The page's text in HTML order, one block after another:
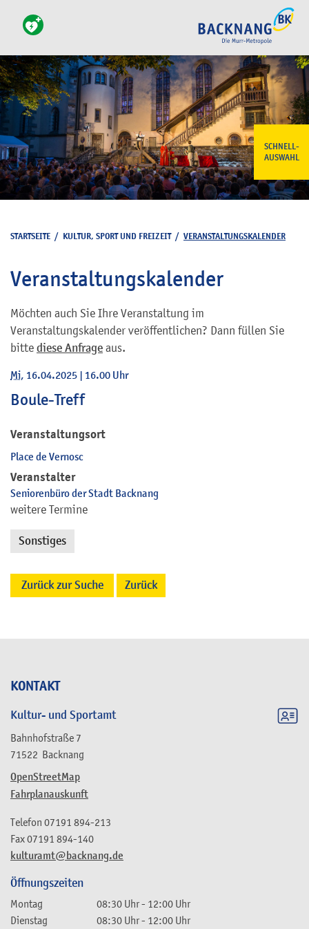
SCHNELL-
AUSWAHL
KONTAKT
Kultur- und Sportamt
Bahnhofstraße 7
71522 Backnang
OpenStreetMap
Fahrplanauskunft
kulturamt@backnang.de
Telefon 07191 894-213
Fax07191 894-140
Öffnungszeiten
Montag 08:30 Uhr- 12:00 Uhr
Dienstag
08:30 Uhr- 12:00 Uhr
STARTSEITE / KULTUR, SPORT UND FREIZEIT/ VERANSTALTUNGSKALENDER
Veranstaltungskalender
Möchten auch Sie Ihre Veranstaltung im
Veranstaltungskalender veröffentlichen? Dann füllen Sie
bitte diese Anfrage aus.
Mi, 16.04.2025 | 16.00 Uhr
Boule-Treff
Veranstaltungsort
Place de Vernosc
Veranstalter
Seniorenbüro der Stadt Backnang
weitere Termine
Sonstiges
Zurück zur Suche Zurück